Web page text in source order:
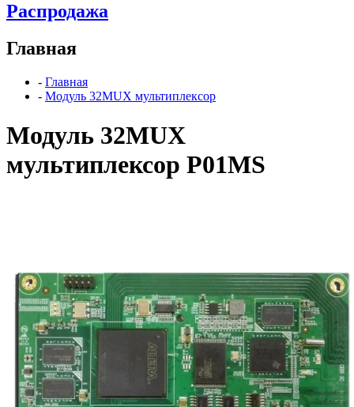
Распродажа
Главная
- Главная
- Модуль 32MUX мультиплексор
Модуль 32MUX
мультиплексор P01MS